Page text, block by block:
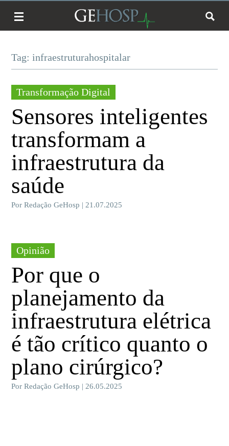
Tag: infraestruturahospitalar
Transformação Digital
Sensores inteligentes
transformam a
infraestrutura da
saúde
Por Redação GeHosp | 21.07.2025
Opinião
Por que o
planejamento da
infraestrutura elétrica
é tão crítico quanto o
plano cirúrgico?
Por Redação GeHosp | 26.05.2025